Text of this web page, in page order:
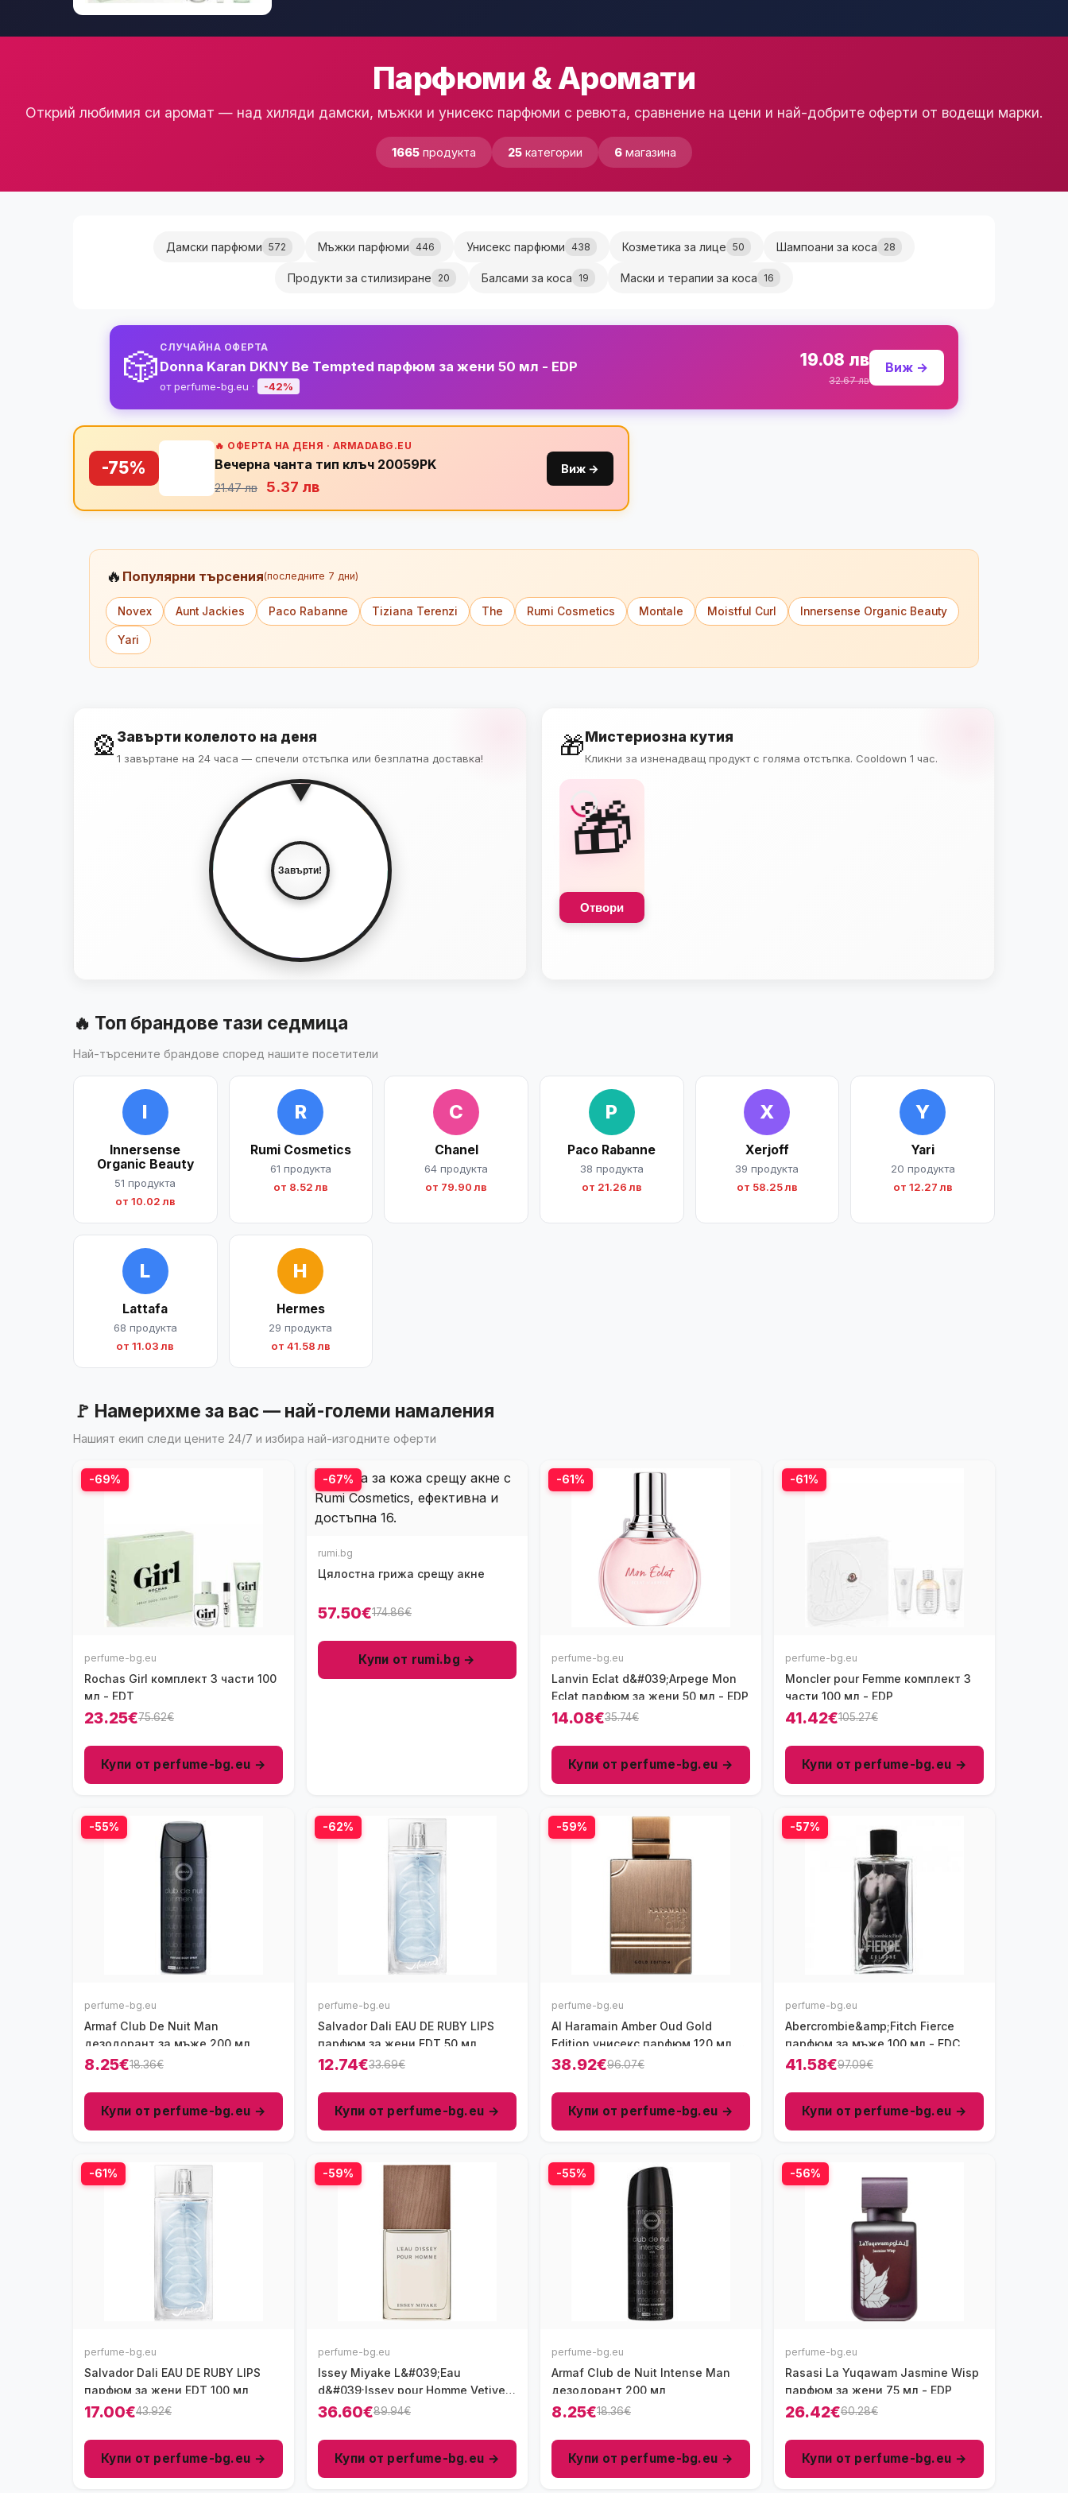
Парфюми & Аромати
Открий любимия си аромат — над хиляди дамски, мъжки и унисекс парфюми с ревюта, сравнение на цени и най-добрите оферти от водещи марки.
1665 продукта 25 категории 6 магазина
Дамски парфюми 572 Мъжки парфюми 446 Унисекс парфюми 438 Козметика за лице 50 Шампоани за коса 28
Продукти за стилизиране 20 Балсами за коса 19 Маски и терапии за коса 16
🎲 СЛУЧАЙНА ОФЕРТА
Donna Karan DKNY Be Tempted парфюм за жени 50 мл - EDP
от perfume-bg.eu · -42%
19.08 лв
32.67 лв
Виж →
-75%
🔥 ОФЕРТА НА ДЕНЯ · ARMADABG.EU
Вечерна чанта тип клъч 20059PK
21.47 лв 5.37 лв
Виж →
🔥 Популярни търсения(последните 7 дни)
Novex Aunt Jackies Paco Rabanne Tiziana Terenzi The Rumi Cosmetics Montale Moistful Curl Innersense Organic Beauty
Yari
🎡 Завърти колелото на деня
1 завъртане на 24 часа — спечели отстъпка или безплатна доставка!
▼
-5%
ДОСТАВКА
МИСТЕРИЯ
+1 КЛИК
VIP
Завърти!
🎁Мистериозна кутия
Кликни за изненадващ продукт с голяма отстъпка. Cooldown 1 час.
🎁
Отвори
🔥 Топ брандове тази седмица
Най-търсените брандове според нашите посетители
I
Innersense
Organic Beauty
51 продукта
от 10.02 лв
R
Rumi Cosmetics
61 продукта
от 8.52 лв
C
Chanel
64 продукта
от 79.90 лв
P
Paco Rabanne
38 продукта
от 21.26 лв
X
Xerjoff
39 продукта
от 58.25 лв
Y
Yari
20 продукта
от 12.27 лв
L
Lattafa
68 продукта
от 11.03 лв
H
Hermes
29 продукта
от 41.58 лв
🚩 Намерихме за вас — най-големи намаления
Нашият екип следи цените 24/7 и избира най-изгодните оферти
-69%
perfume-bg.eu
Rochas Girl комплект 3 части 100
мл - EDT
23.25€75.62€
Купи от perfume-bg.eu →
-67%
rumi.bg
Цялостна грижа срещу акне
57.50€174.86€
Купи от rumi.bg →
-61%
perfume-bg.eu
Lanvin Eclat d&#039;Arpеge Mon
Eclat парфюм за жени 50 мл - EDP
14.08€35.74€
Купи от perfume-bg.eu →
-61%
perfume-bg.eu
Moncler pour Femme комплект 3
части 100 мл - EDP
41.42€105.27€
Купи от perfume-bg.eu →
-55%
perfume-bg.eu
Armaf Club De Nuit Man
дезодорант за мъже 200 мл
8.25€18.36€
Купи от perfume-bg.eu →
-62%
perfume-bg.eu
Salvador Dali EAU DE RUBY LIPS
парфюм за жени EDT 50 мл
12.74€33.69€
Купи от perfume-bg.eu →
-59%
perfume-bg.eu
Al Haramain Amber Oud Gold
Edition унисекс парфюм 120 мл -
EDP
38.92€96.07€
Купи от perfume-bg.eu →
-57%
perfume-bg.eu
Abercrombie&amp;Fitch Fierce
парфюм за мъже 100 мл - EDC
41.58€97.09€
Купи от perfume-bg.eu →
-61%
perfume-bg.eu
Salvador Dali EAU DE RUBY LIPS
парфюм за жени EDT 100 мл
17.00€43.92€
Купи от perfume-bg.eu →
-59%
perfume-bg.eu
Issey Miyake L&#039;Eau
d&#039;Issey pour Homme Vetiver
парфюм за мъже 100 мл - EDT
36.60€89.94€
Купи от perfume-bg.eu →
-55%
perfume-bg.eu
Armaf Club de Nuit Intense Man
дезодорант 200 мл
8.25€18.36€
Купи от perfume-bg.eu →
-56%
perfume-bg.eu
Rasasi La Yuqawam Jasmine Wisp
парфюм за жени 75 мл - EDP
26.42€60.28€
Купи от perfume-bg.eu →